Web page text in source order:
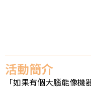
活動簡介
「如果有個大腦能像